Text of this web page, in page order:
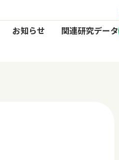
お知らせ 関連研究データ